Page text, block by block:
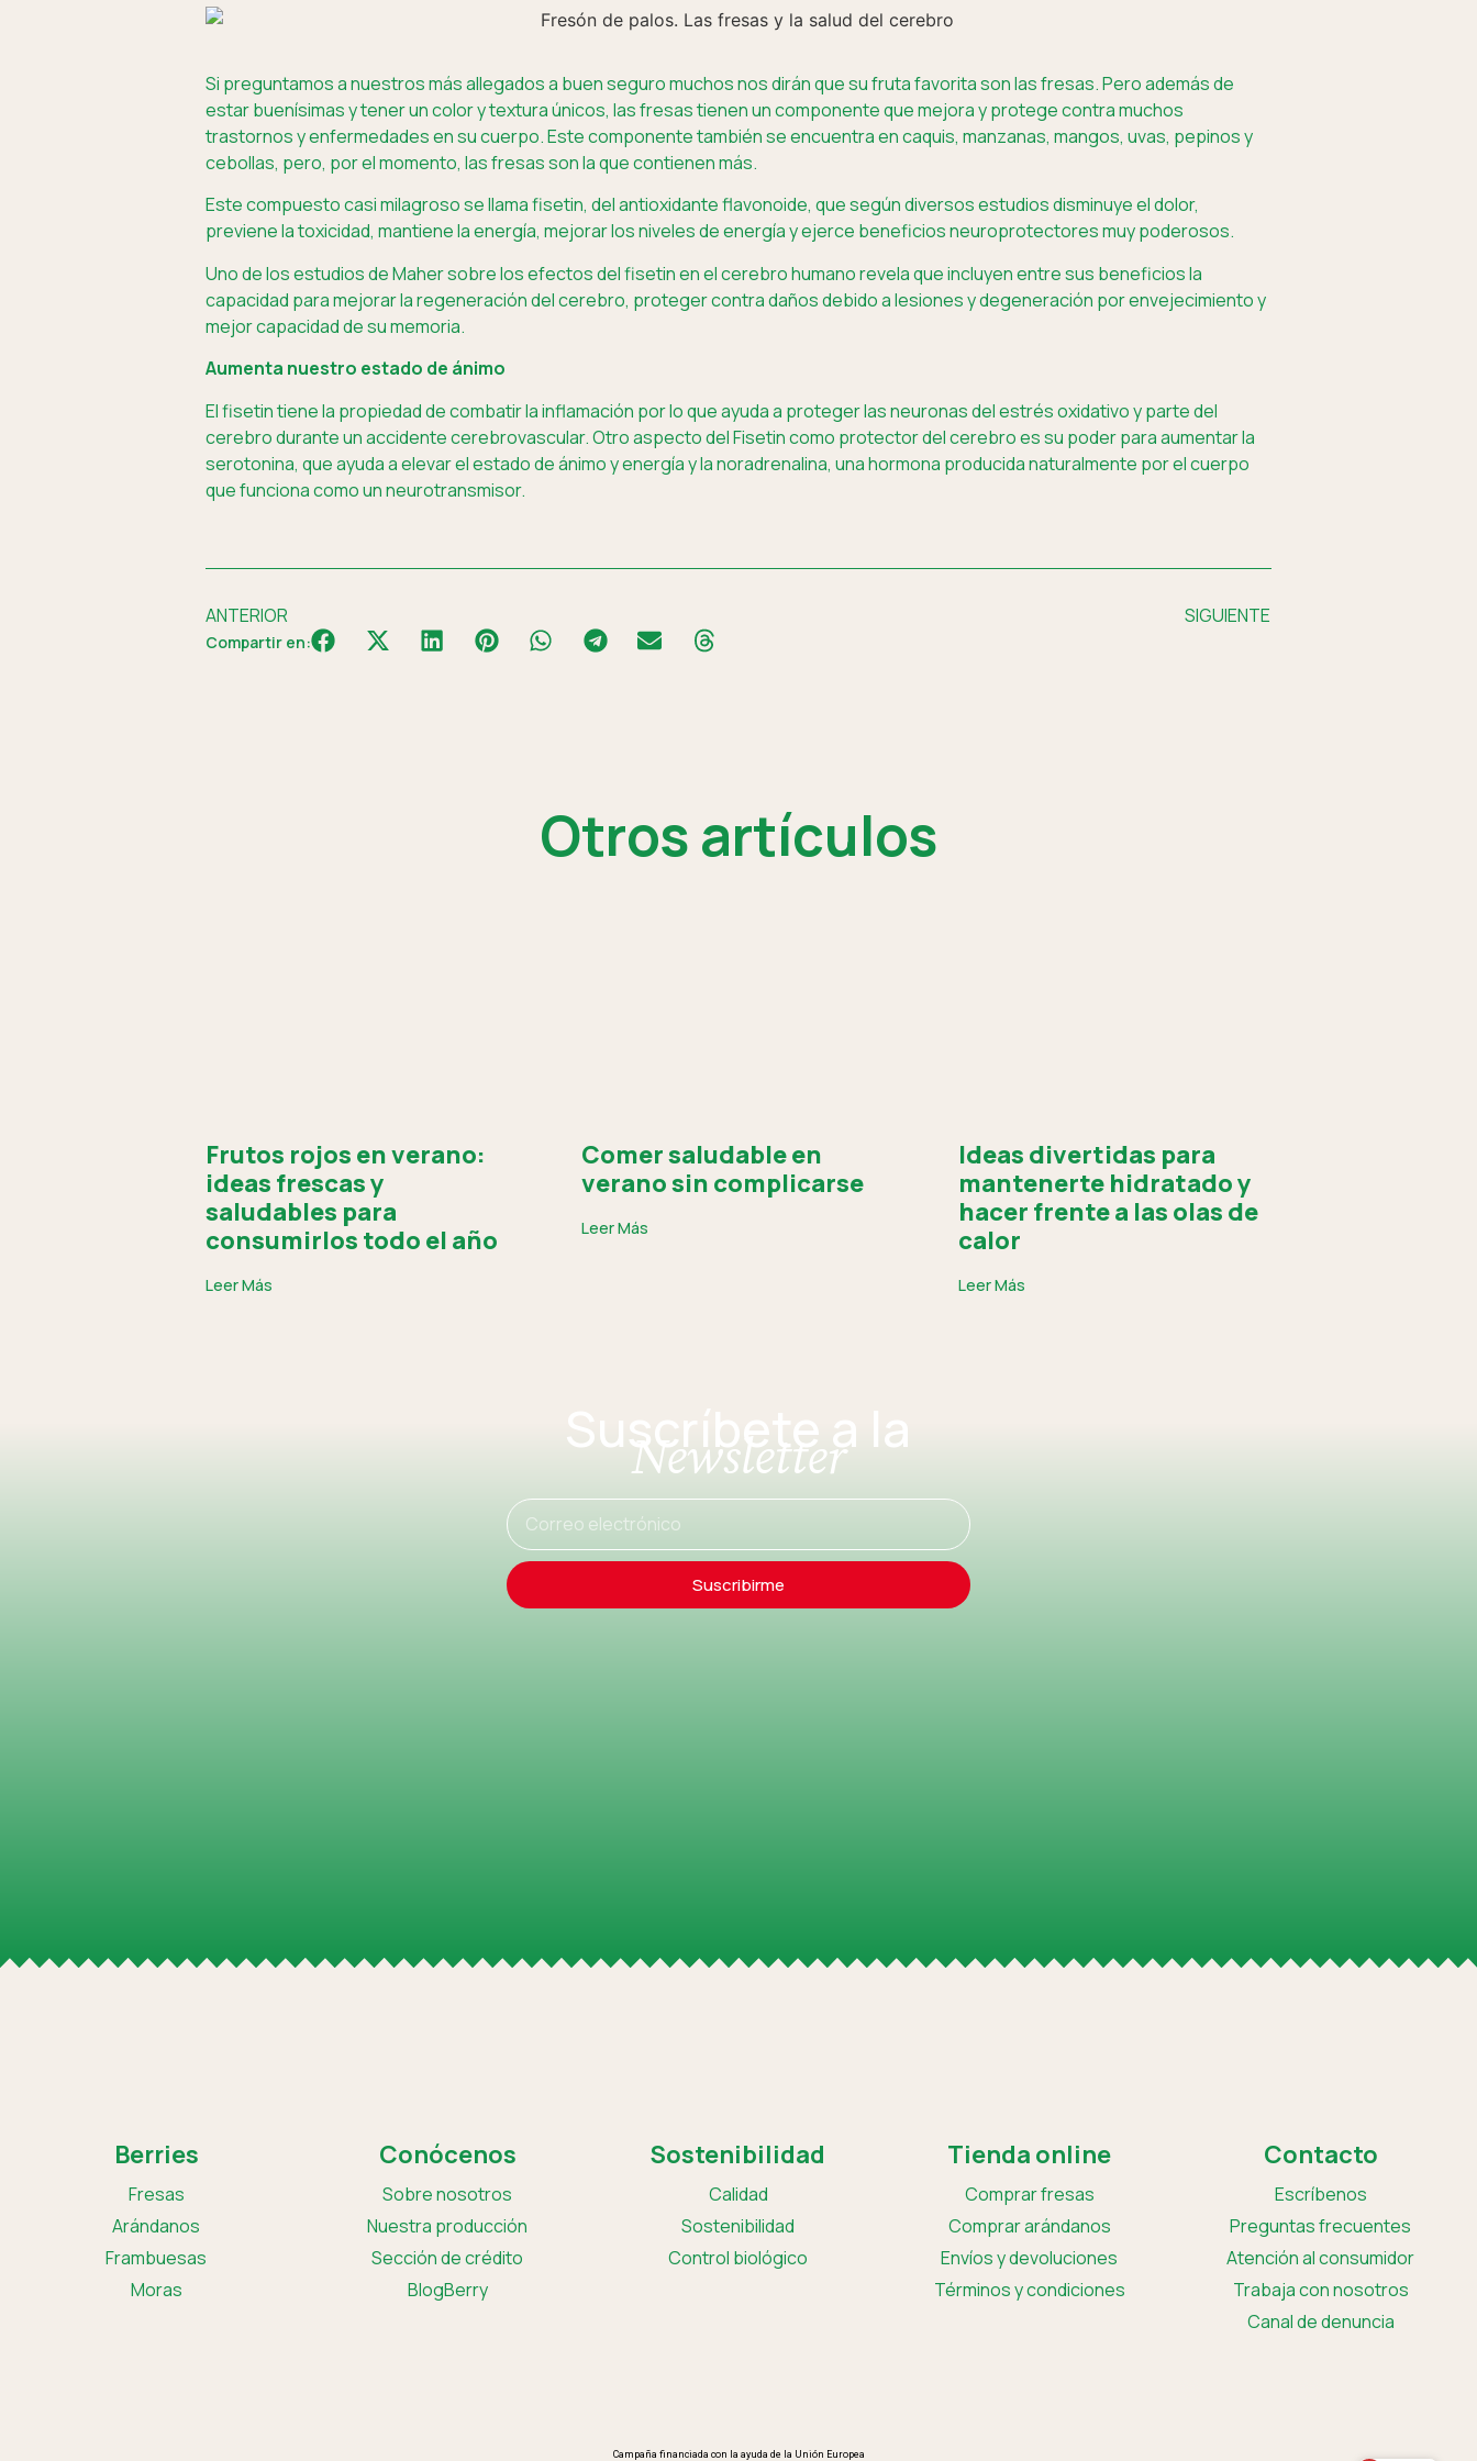
Si preguntamos a nuestros más allegados a buen seguro muchos nos dirán que su fruta favorita son las fresas. Pero además de
estar buenísimas y tener un color y textura únicos, las fresas tienen un componente que mejora y protege contra muchos
trastornos y enfermedades en su cuerpo. Este componente también se encuentra en caquis, manzanas, mangos, uvas, pepinos y
cebollas, pero, por el momento, las fresas son la que contienen más.
Este compuesto casi milagroso se llama fisetin, del antioxidante flavonoide, que según diversos estudios disminuye el dolor,
previene la toxicidad, mantiene la energía, mejorar los niveles de energía y ejerce beneficios neuroprotectores muy poderosos.
Uno de los estudios de Maher sobre los efectos del fisetin en el cerebro humano revela que incluyen entre sus beneficios la
capacidad para mejorar la regeneración del cerebro, proteger contra daños debido a lesiones y degeneración por envejecimiento y
mejor capacidad de su memoria.
Aumenta nuestro estado de ánimo
El fisetin tiene la propiedad de combatir la inflamación por lo que ayuda a proteger las neuronas del estrés oxidativo y parte del
cerebro durante un accidente cerebrovascular. Otro aspecto del Fisetin como protector del cerebro es su poder para aumentar la
serotonina, que ayuda a elevar el estado de ánimo y energía y la noradrenalina, una hormona producida naturalmente por el cuerpo
que funciona como un neurotransmisor.
ANTERIOR SIGUIENTE
Compartir en:
Otros artículos
Frutos rojos en verano:
ideas frescas y
saludables para
consumirlos todo el año
Leer Más
Comer saludable en
verano sin complicarse
Leer Más
Ideas divertidas para
mantenerte hidratado y
hacer frente a las olas de
calor
Leer Más
Suscríbete a la
Newsletter
Suscribirme
Berries
Fresas
Arándanos
Frambuesas
Moras
Conócenos
Sobre nosotros
Nuestra producción
Sección de crédito
BlogBerry
Sostenibilidad
Calidad
Sostenibilidad
Control biológico
Tienda online
Comprar fresas
Comprar arándanos
Envíos y devoluciones
Términos y condiciones
Contacto
Escríbenos
Preguntas frecuentes
Atención al consumidor
Trabaja connosotros
Canal dedenuncia
Campaña financiada con la ayuda de la Unión Europea